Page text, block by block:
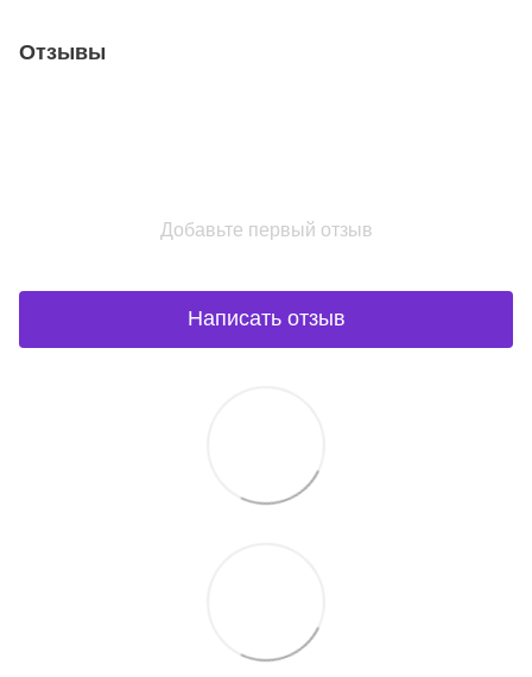
Отзывы
Добавьте первый отзыв
Написать отзыв